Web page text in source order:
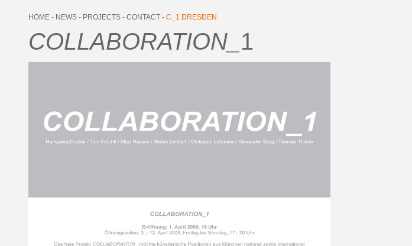
HOME - NEWS - PROJECTS - CONTACT - C_1 DRESDEN
COLLABORATION_ 1